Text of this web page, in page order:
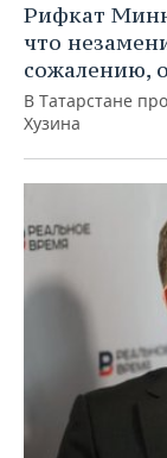
Рифкат
что
сожалению,
В Татарстане
Хузина